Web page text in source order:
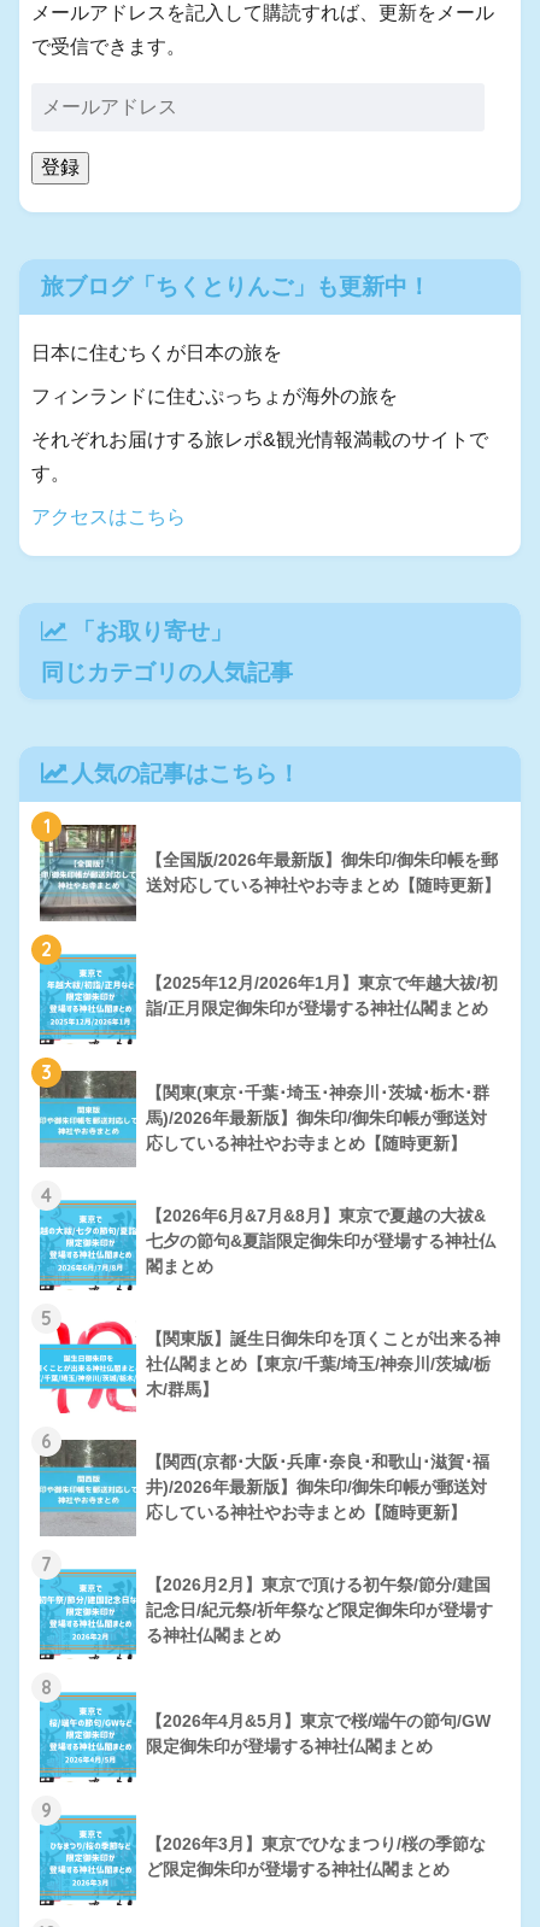
メールアドレスを記入して購読すれば、更新をメール
で受信できます。
登録
旅ブログ「ちくとりんご」も更新中！
日本に住むちくが日本の旅を
フィンランドに住むぷっちょが海外の旅を
それぞれお届けする旅レポ&観光情報満載のサイトで
す。
アクセスはこちら
「お取り寄せ 」
同じカテゴリの人気記事
人気の記事はこちら！
1
【全国版/2026年最新版】御朱印/御朱印帳を郵
送対応している神社やお寺まとめ【随時更新】
2
【2025年12月/2026年1月】東京で年越大祓/初
詣/正月限定御朱印が登場する神社仏閣まとめ
3
【関東(東京･千葉･埼玉･神奈川･茨城･栃木･群
馬)/2026年最新版】御朱印/御朱印帳が郵送対
応している神社やお寺まとめ【随時更新】
4
【2026年6月&7月&8月】東京で夏越の大祓&
七夕の節句&夏詣限定御朱印が登場する神社仏
閣まとめ
5
【関東版】誕生日御朱印を頂くことが出来る神
社仏閣まとめ【東京/千葉/埼玉/神奈川/茨城/栃
木/群馬】
6
【関西(京都･大阪･兵庫･奈良･和歌山･滋賀･福
井)/2026年最新版】御朱印/御朱印帳が郵送対
応している神社やお寺まとめ【随時更新】
7
【2026月2月】東京で頂ける初午祭/節分/建国
記念日/紀元祭/祈年祭など限定御朱印が登場す
る神社仏閣まとめ
8
【2026年4月&5月】東京で桜/端午の節句/GW
限定御朱印が登場する神社仏閣まとめ
9
【2026年3月】東京でひなまつり/桜の季節な
ど限定御朱印が登場する神社仏閣まとめ